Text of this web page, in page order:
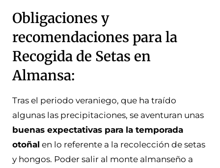
Obligaciones y
recomendaciones para la
Recogida de Setas en
Almansa:
Tras el periodo veraniego, que ha traído
algunas las precipitaciones, se aventuran unas
buenas expectativas para la temporada
otoñal en lo referente a la recolección de setas
y hongos. Poder salir al monte almanseño a